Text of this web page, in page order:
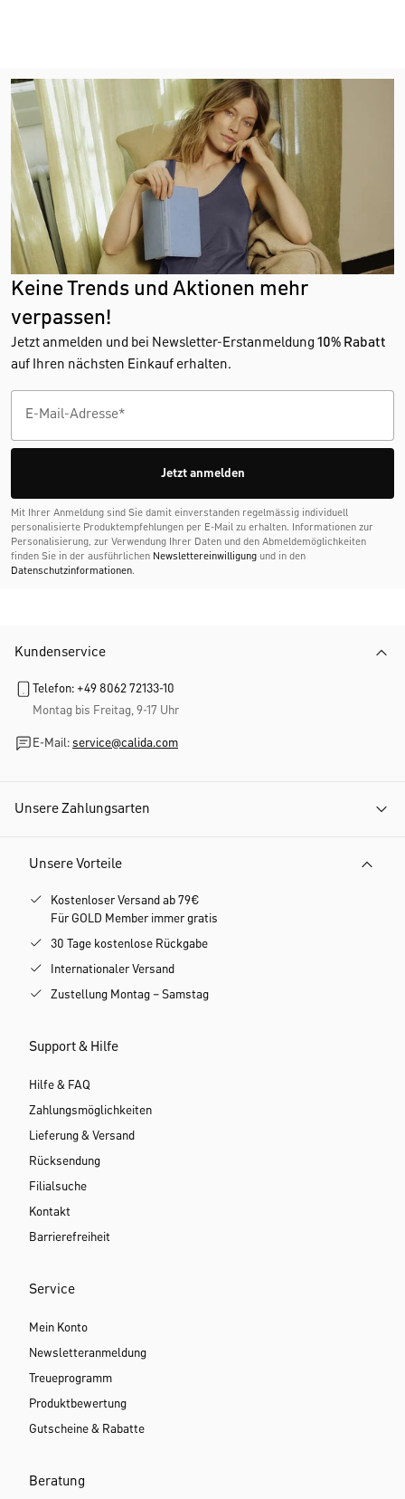
Keine Trends und Aktionen mehr
verpassen!
Jetzt anmelden und bei Newsletter-Erstanmeldung 10% Rabatt
auf Ihren nächsten Einkauf erhalten.
Jetzt anmelden
Mit Ihrer Anmeldung sind Sie damit einverstanden regelmässig individuell
personalisierte Produktempfehlungen per E-Mail zu erhalten. Informationen zur
Personalisierung, zur Verwendung Ihrer Daten und den Abmelde­möglichkeiten
finden Sie in der ausführlichen Newslettereinwilligung und in den
Datenschutzinformationen.
Kundenservice
Telefon: +49 8062 72133-10
Montag bis Freitag, 9-17 Uhr
E-Mail: service@calida.com
Unsere Zahlungsarten
Unsere Vorteile
Kostenloser Versand ab 79€
Für GOLD Member immer gratis
30 Tage kostenlose Rückgabe
Internationaler Versand
Zustellung Montag – Samstag
Support & Hilfe
Hilfe & FAQ
Zahlungsmöglichkeiten
Lieferung & Versand
Rücksendung
Filialsuche
Kontakt
Barrierefreiheit
Service
Mein Konto
Newsletteranmeldung
Treueprogramm
Produktbewertung
Gutscheine & Rabatte
Beratung